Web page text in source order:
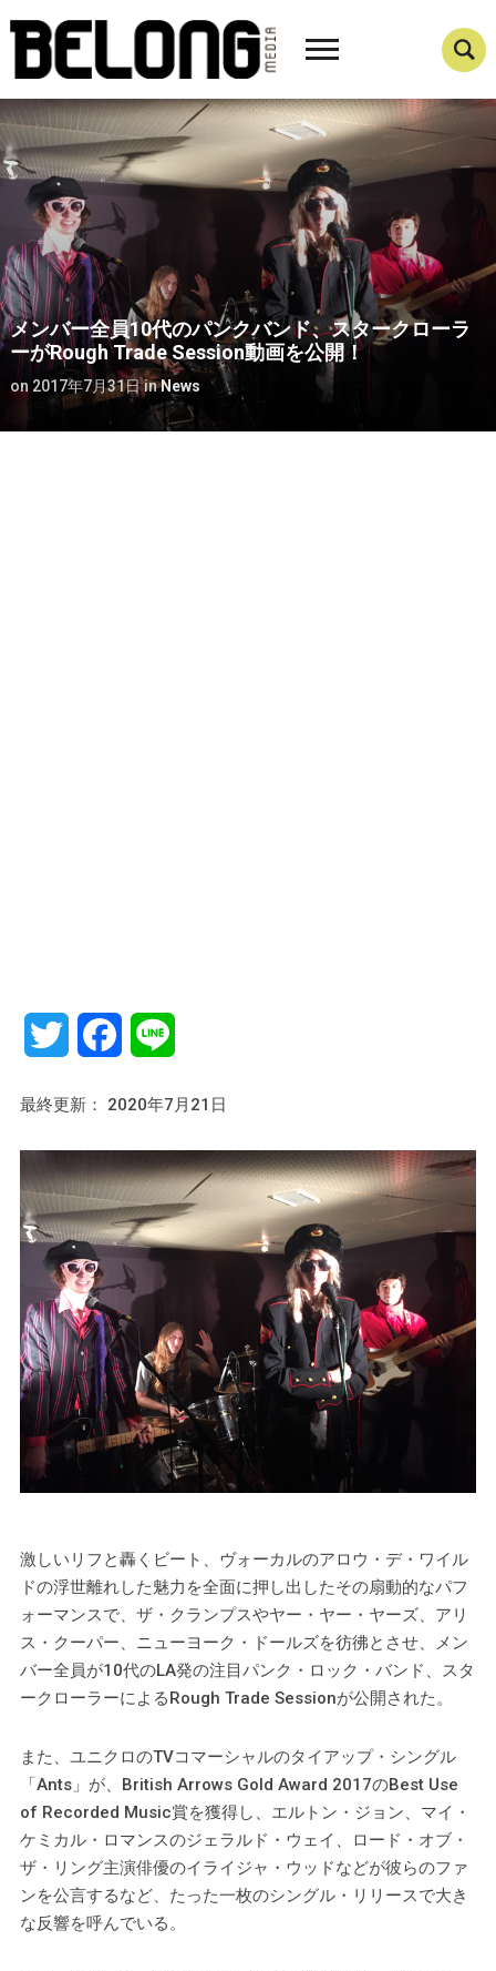
メンバー全員10代のパンクバンド、スタークローラ
ーがRough Trade Session動画を公開！
on 2017年7月31日inNews
Twitter Facebook
最終更新： 2020年7月21日
激しいリフと轟くビート、ヴォーカルのアロウ・デ・ワイル
ドの浮世離れした魅力を全面に押し出したその扇動的なパフ
ォーマンスで、ザ・クランプスやヤー・ヤー・ヤーズ、アリ
ス・クーパー、ニューヨーク・ドールズを彷彿とさせ、メン
バー全員が10代のLA発の注目パンク・ロック・バンド、スタ
ークローラーによるRough Trade Sessionが公開された。
また、ユニクロのTVコマーシャルのタイアップ・シングル
「Ants」が、British Arrows Gold Award 2017のBest Use
of Recorded Music賞を獲得し、エルトン・ジョン、マイ・
ケミカル・ロマンスのジェラルド・ウェイ、ロード・オブ・
ザ・リング主演俳優のイライジャ・ウッドなどが彼らのファ
ンを公言するなど、たった一枚のシングル・リリースで大き
な反響を呼んでいる。